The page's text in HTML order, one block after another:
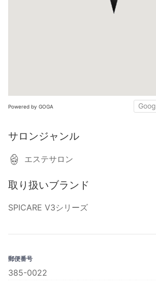
Powered by GOGA
サロンジャンル
エステサロン
取り扱いブランド
SPICARE V3シリーズ
郵便番号
385-0022